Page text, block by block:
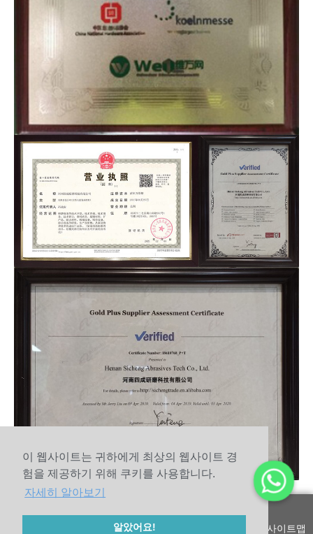
이 웹사이트는 귀하에게 최상의 웹사이트 경
험을 제공하기 위해 쿠키를 사용합니다.
자세히 알아보기
알았어요! 사이트맵